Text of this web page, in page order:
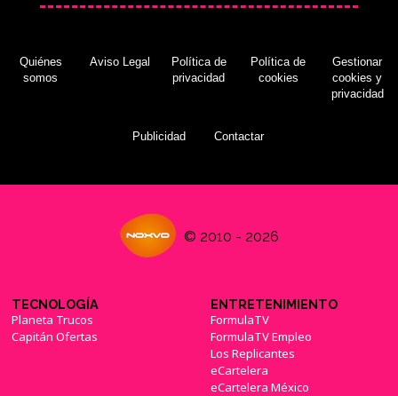
Quiénes
somos
Aviso Legal
Política de
privacidad
Política de
cookies
Gestionar
cookies y
privacidad
Publicidad Contactar
© 2010 - 2026
TECNOLOGÍA
Planeta Trucos
Capitán Ofertas
ENTRETENIMIENTO
FormulaTV
FormulaTV Empleo
Los Replicantes
eCartelera
eCartelera México